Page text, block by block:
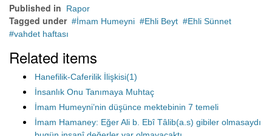
Published in Rapor
Tagged under İmam Humeyni Ehli Beyt
Ehli Sünnet
vahdet haftası
Related items
Hanefilik-Caferilik İlişkisi(1)
İnsanlık Onu Tanımaya Muhtaç
İmam Humeyni’nin düşünce mektebinin 7 temeli
İmam Hamaney: Eğer Ali b. Ebî Tâlib(a.s) gibiler olmasaydı